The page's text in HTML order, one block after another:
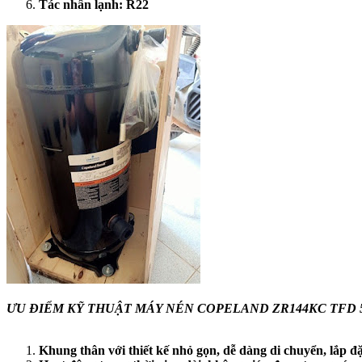
Tác nhân lạnh: R22
ƯU ĐIỂM KỸ THUẬT MÁY NÉN COPELAND ZR144KC TFD
Khung thân với thiết kế nhỏ gọn, dễ dàng di chuyển, lắp